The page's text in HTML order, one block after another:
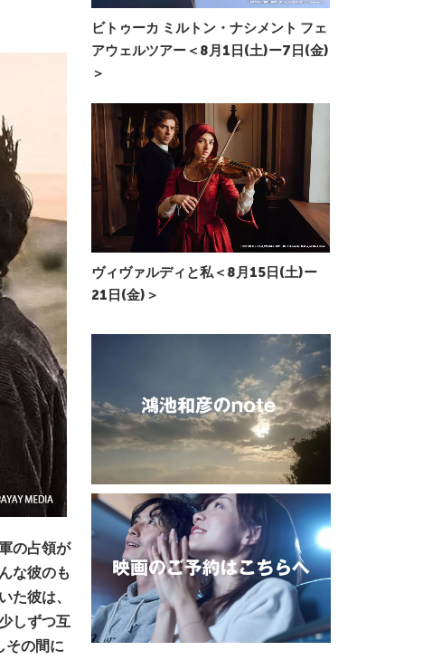
の占領が
な彼のも
た彼は、
しずつ互
その間に
ビトゥーカ ミルトン・ナシメント フェ
アウェルツアー＜8月1日(土)ー7日(金)
＞
ヴィヴァルディと私＜8月15日(土)ー
21日(金)＞